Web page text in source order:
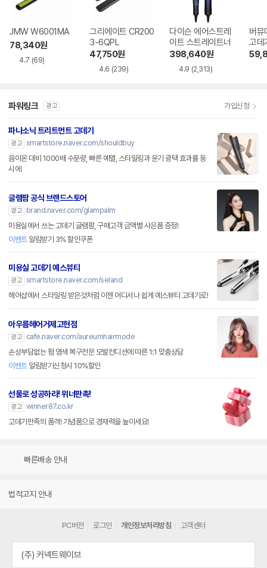
JMW W6001MA
78,340원
4.7 (69)
그리에이트 CR200
3-6QPL
47,750원
4.6 (239)
다이슨 에어스트레
이트 스트레이트너
398,640원
4.9 (2,313)
버뮤
파워링크 광고 가입신청
파나소닉 트리트먼트 고데기
광고 smartstore.naver.com/shouldbuy
음이온 대비 1000배 수분량, 빠른 예열, 스타일링과 윤기 광택 효과를 동
시에
글램팜 공식 브랜드스토어
광고
brand.naver.com/glampalm
미용실에서 쓰는 고데기 글램팜, 구매고객 금액별 사은품 증정!
이벤트알림받기 3% 할인쿠폰
미용실 고데기 예스뷰티
광고 smartstore.naver.com/seland
헤어샵에서 스타일링 받은것처럼 이젠 어디서나 쉽게 예스뷰티 고데기로!
아우름헤어거제고현점
광고
cafe.naver.com/aureumhairmode
손상부담없는 펌 염색 복구전문 모발컨디션에 따른 1:1 맞춤상담
이벤트알림받기신청시 10%할인
선물로 성공하라! 위너판촉!
광고 winner87.co.kr
고데기만족의 품격! 기념품으로 경재력을 높이세요!
빠른배송 안내
법적고지 안내
PC버전 로그인 개인정보처리방침 고객센터
(주) 커넥트웨이브